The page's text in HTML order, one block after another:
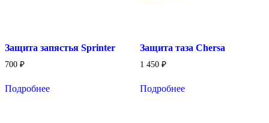
Защита запястья Sprinter
700 ₽
Подробнее
Защита таза Chersa
1 450 ₽
Подробнее